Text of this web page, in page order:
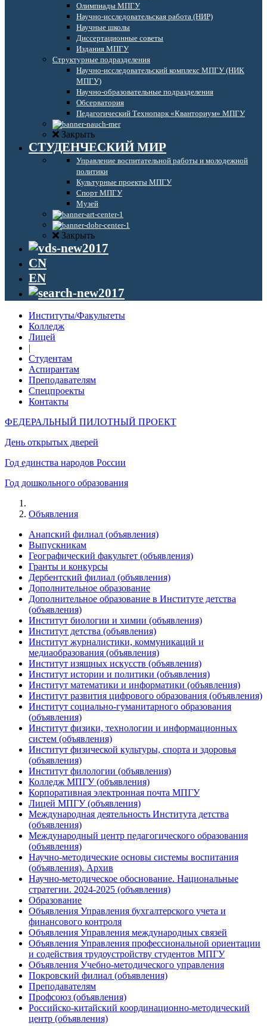
Олимпиады МПГУ
Научно-исследовательская работа (НИР)
Научные школы
Диссертационные советы
Издания МПГУ
Структурные подразделения
Научно-исследовательский комплекс МПГУ (НИК
МПГУ)
Научно-образовательные подразделения
Обсерватория
Педагогический Технопарк «Кванториум» МПГУ
Закрыть
СТУДЕНЧЕСКИЙ МИР
Управление воспитательной работы и молодежной
политики
Культурные проекты МПГУ
Спорт МПГУ
Музей
Закрыть
CN
EN
Институты/Факультеты
Колледж
Лицей
|
Студентам
Аспирантам
Преподавателям
Спецпроекты
Контакты
ФЕДЕРАЛЬНЫЙ ПИЛОТНЫЙ ПРОЕКТ
День открытых дверей
Год единства народов России
Год дошкольного образования
Объявления
Анапский филиал (объявления)
Выпускникам
Географический факультет (объявления)
Гранты и конкурсы
Дербентский филиал (объявления)
Дополнительное образование
Дополнительное образование в Институте детства
(объявления)
Институт биологии и химии (объявления)
Институт детства (объявления)
Институт журналистики, коммуникаций и
медиаобразования (объявления)
Институт изящных искусств (объявления)
Институт истории и политики (объявления)
Институт математики и информатики (объявления)
Институт развития цифрового образования (объявления)
Институт социально-гуманитарного образования
(объявления)
Институт физики, технологии и информационных
систем (объявления)
Институт физической культуры, спорта и здоровья
(объявления)
Институт филологии (объявления)
Колледж МПГУ (объявления)
Корпоративная электронная почта МПГУ
Лицей МПГУ (объявления)
Международная деятельность Института детства
(объявления)
Международный центр педагогического образования
(объявления)
Научно-методические основы системы воспитания
(объявления). Архив
Научно-методическое обоснование. Национальные
стратегии. 2024-2025 (объявления)
Образование
Объявления Управления бухгалтерского учета и
финансового контроля
Объявления Управления международных связей
Объявления Управления профессиональной ориентации
и содействия трудоустройству студентов МПГУ
Объявления Учебно-методического управления
Покровский филиал (объявления)
Преподавателям
Профсоюз (объявления)
Российско-китайский координационно-методический
центр (объявления)